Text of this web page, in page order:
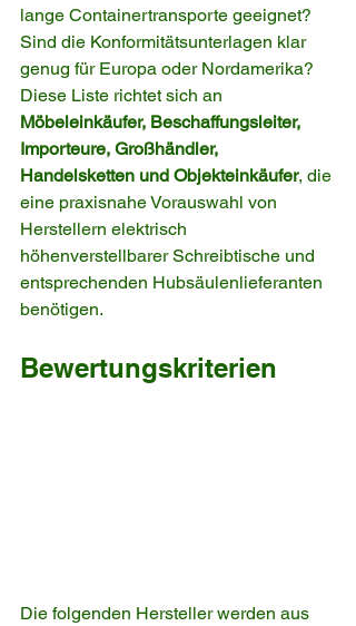
lange Containertransporte geeignet?
Sind die Konformitätsunterlagen klar
genug für Europa oder Nordamerika?
Diese Liste richtet sich an
Möbeleinkäufer, Beschaffungsleiter,
Importeure, Großhändler,
Handelsketten und Objekteinkäufer, die
eine praxisnahe Vorauswahl von
Herstellern elektrisch
höhenverstellbarer Schreibtische und
entsprechenden Hubsäulenlieferanten
benötigen.
Bewertungskriterien
Die folgenden Hersteller werden aus